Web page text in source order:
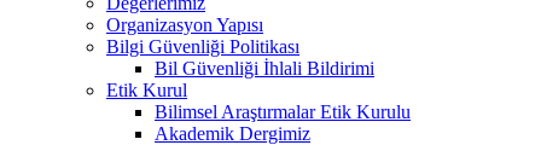
Organizasyon Yapısı
Bilgi Güvenliği Politikası
Bil Güvenliği İhlali Bildirimi
Etik Kurul
Bilimsel Araştırmalar Etik Kurulu
Akademik Dergimiz